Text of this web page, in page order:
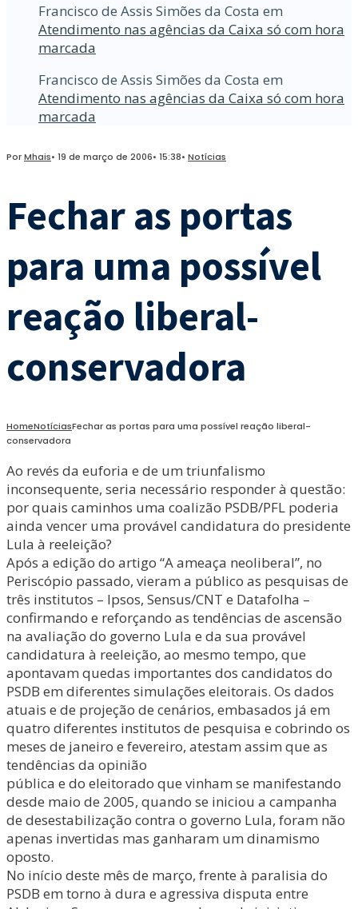
Francisco de Assis Simões da Costa em
Atendimento nas agências da Caixa só com hora
marcada
Francisco de Assis Simões da Costa em
Atendimento nas agências da Caixa só com hora
marcada
PorMhais• 19 de março de 2006• 15:38• Notícias
Fechar as portas
para uma possível
reação liberal-
conservadora
HomeNotíciasFechar as portas para uma possível reação liberal-
conservadora
Ao revés da euforia e de um triunfalismo
inconsequente, seria necessário responder à questão:
por quais caminhos uma coalizão PSDB/PFL poderia
ainda vencer uma provável candidatura do presidente
Lula à reeleição?
Após a edição do artigo “A ameaça neoliberal”, no
Periscópio passado, vieram a público as pesquisas de
três institutos – Ipsos, Sensus/CNT e Datafolha –
confirmando e reforçando as tendências de ascensão
na avaliação do governo Lula e da sua provável
candidatura à reeleição, ao mesmo tempo, que
apontavam quedas importantes dos candidatos do
PSDB em diferentes simulações eleitorais. Os dados
atuais e de projeção de cenários, embasados já em
quatro diferentes institutos de pesquisa e cobrindo os
meses de janeiro e fevereiro, atestam assim que as
tendências da opinião
pública e do eleitorado que vinham se manifestando
desde maio de 2005, quando se iniciou a campanha
de desestabilização contra o governo Lula, foram não
apenas invertidas mas ganharam um dinamismo
oposto.
No início deste mês de março, frente à paralisia do
PSDB em torno à dura e agressiva disputa entre